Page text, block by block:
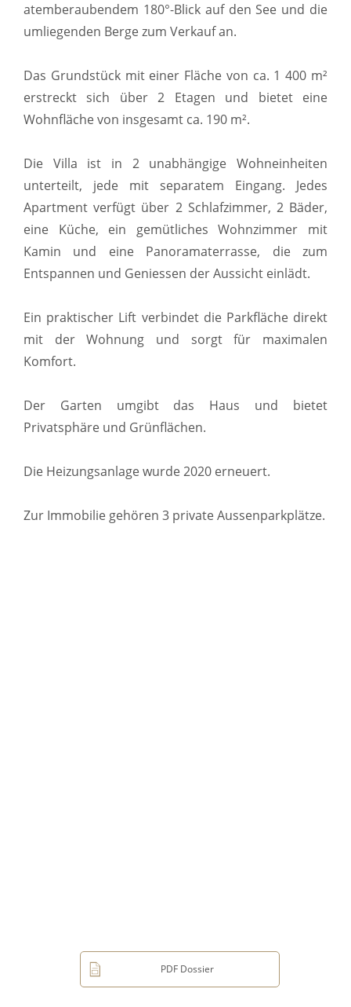
atemberaubendem 180°-Blick auf den See und die
umliegenden Berge zum Verkauf an.
Das Grundstück mit einer Fläche von ca. 1 400 m²
erstreckt sich über 2 Etagen und bietet eine
Wohnfläche von insgesamt ca. 190 m².
Die Villa ist in 2 unabhängige Wohneinheiten
unterteilt, jede mit separatem Eingang. Jedes
Apartment verfügt über 2 Schlafzimmer, 2 Bäder,
eine Küche, ein gemütliches Wohnzimmer mit
Kamin und eine Panoramaterrasse, die zum
Entspannen und Geniessen der Aussicht einlädt.
Ein praktischer Lift verbindet die Parkfläche direkt
mit der Wohnung und sorgt für maximalen
Komfort.
Der Garten umgibt das Haus und bietet
Privatsphäre und Grünflächen.
Die Heizungsanlage wurde 2020 erneuert.
Zur Immobilie gehören 3 private Aussenparkplätze.
PDF Dossier